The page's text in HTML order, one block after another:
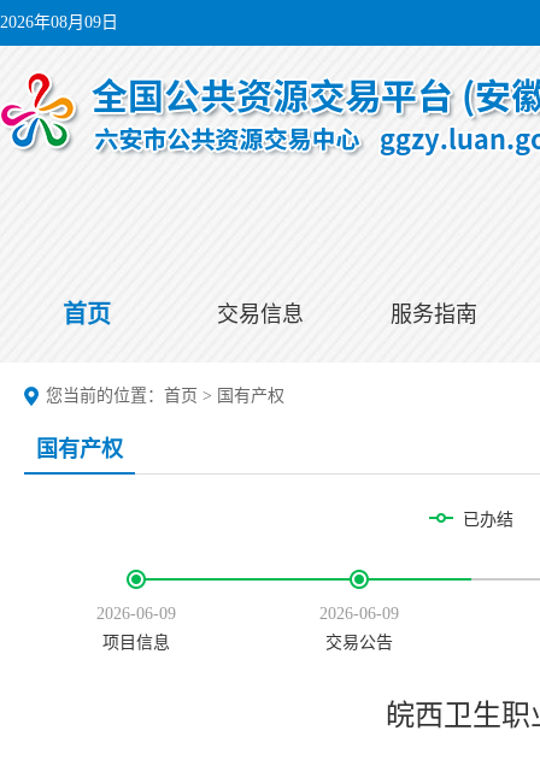
2026年08月09日
首页 交易信息 服务指南
您当前的位置： 首页 > 国有产权
国有产权
已办结
2026-06-09
项目信息
2026-06-09
交易公告
皖西卫生职